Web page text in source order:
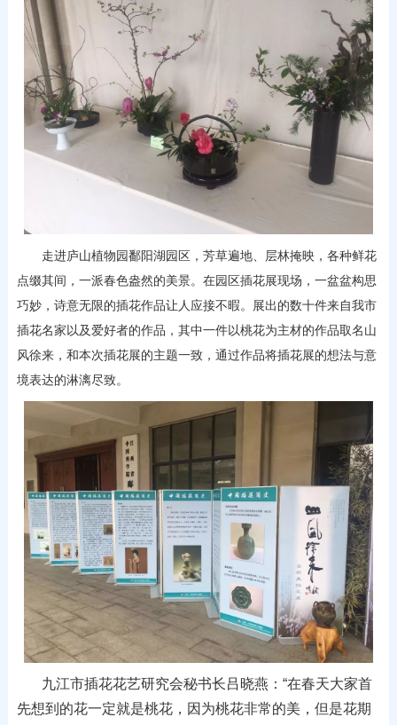
走进庐山植物园鄱阳湖园区，芳草遍地、层林掩映，各种鲜花
点缀其间，一派春色盎然的美景。在园区插花展现场，一盆盆构思
巧妙，诗意无限的插花作品让人应接不暇。展出的数十件来自我市
插花名家以及爱好者的作品，其中一件以桃花为主材的作品取名山
风徐来，和本次插花展的主题一致，通过作品将插花展的想法与意
境表达的淋漓尽致。
九江市插花花艺研究会秘书长吕晓燕：“在春天大家首
先想到的花一定就是桃花，因为桃花非常的美，但是花期